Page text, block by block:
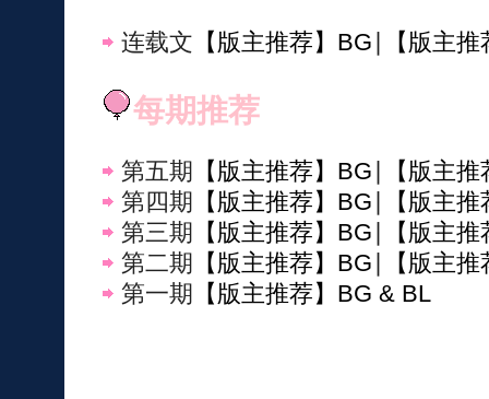
连载文 【版主推荐】BG 【版主
每期推荐
第五期 【版主推荐】BG
【版主
第四期 【版主推荐】BG
【版主
第三期 【版主推荐】BG
【版主
第二期 【版主推荐】BG
【版主
第一期 【版主推荐】BG & BL